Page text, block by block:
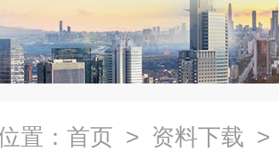
置： 首页 > 资料下载 >